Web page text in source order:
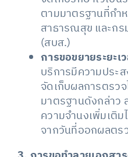
ตามมาตรฐานที่กำ
สาธารณสุข และก
(สบส.)
การขอขยายระยะเ
บริการมีความประ
จัดเก็บผลการตรวจ
มาตรฐานดังกล่าว
ความจำนงเพิ่มเติม
จากวันที่ออกผลตร